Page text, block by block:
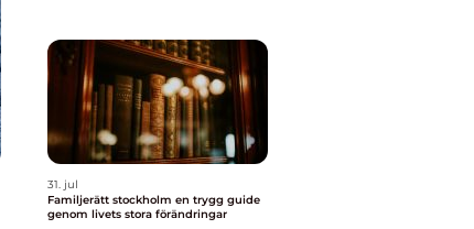
31. jul
Familjerätt stockholm en trygg guide
genom livets stora förändringar